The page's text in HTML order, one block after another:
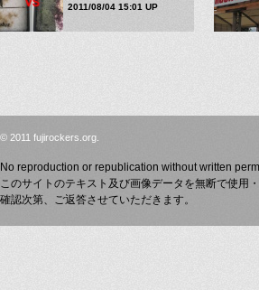
2011/08/04 15:01 UP
© 2011 fujirockers.org.
No reproduction or republication without written
このサイトのテキスト及び画像データを無断で使用
確認次第、ご返答させていただきます。